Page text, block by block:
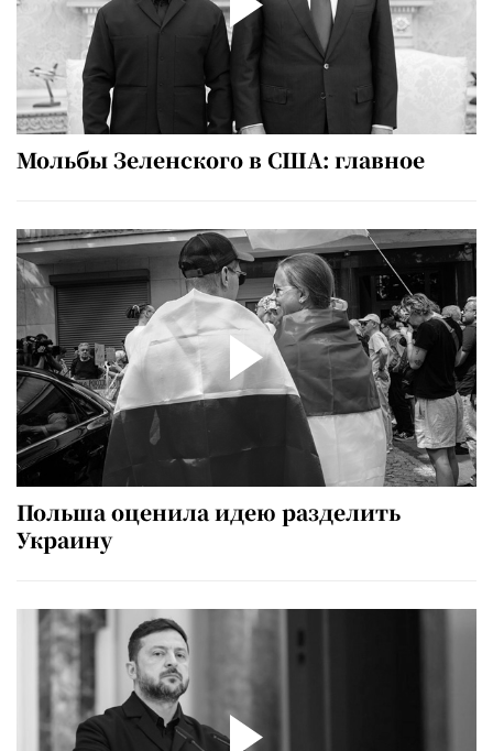
Мольбы Зеленского в США: главное
Польша оценила идею разделить
Украину